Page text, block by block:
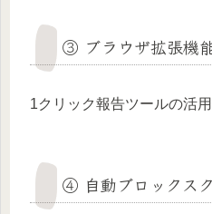
③ ブラウザ拡張機
1クリック報告ツールの活
④ 自動ブロックス